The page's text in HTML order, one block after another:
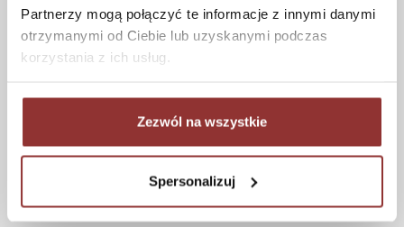
Partnerzy mogą połączyć te informacje z innymi danymi
otrzymanymi od Ciebie lub uzyskanymi podczas
korzystania z ich usług.
Zezwól na wszystkie
Spersonalizuj
ZAKUPY
Informacje techniczne